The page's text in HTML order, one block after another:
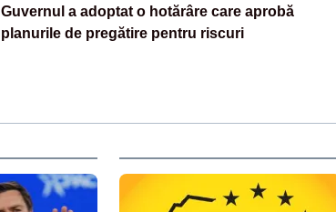
Guvernul a adoptat o hotărâre care aprobă
planurile de pregătire pentru riscuri